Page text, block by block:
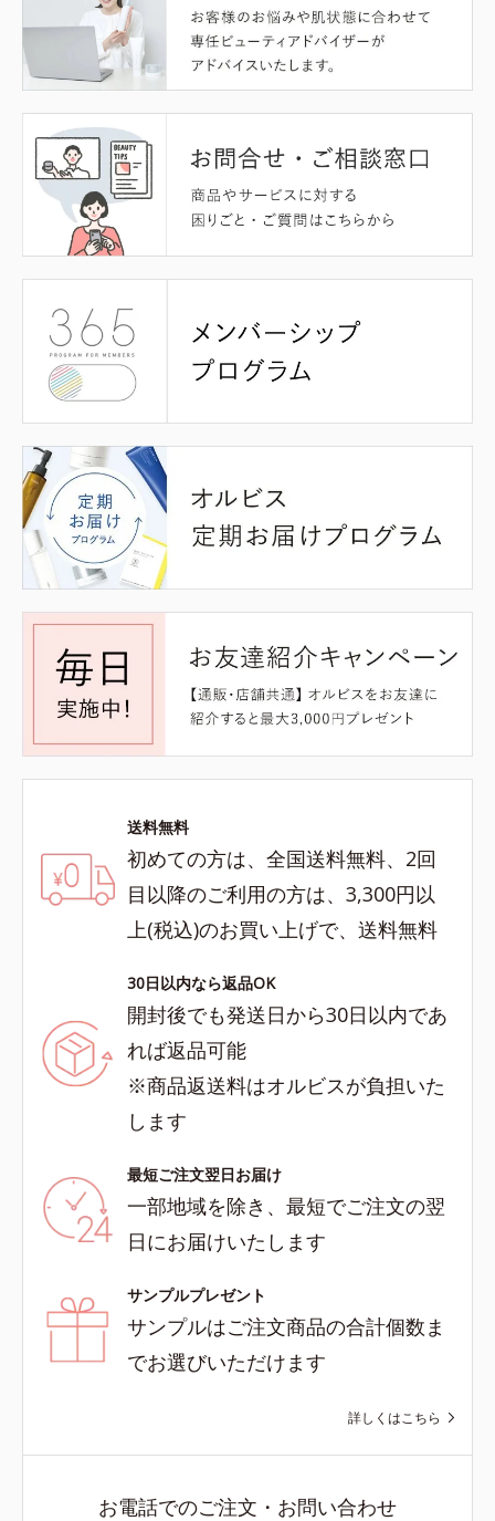
送料無料
初めての方は、全国送料無料、2回
目以降のご利用の方は、3,300円以
上(税込)のお買い上げで、送料無料
30日以内なら返品OK
開封後でも発送日から30日以内であ
れば返品可能
※商品返送料はオルビスが負担いた
します
最短ご注文翌日お届け
一部地域を除き、最短でご注文の翌
日にお届けいたします
サンプルプレゼント
サンプルはご注文商品の合計個数ま
でお選びいただけます
詳しくはこちら
お電話でのご注文・お問い合わせ